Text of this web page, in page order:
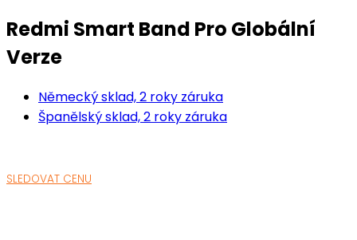
Redmi Smart Band Pro Globální
Verze
Německý sklad, 2 roky záruka
Španělský sklad, 2 roky záruka
SLEDOVAT CENU